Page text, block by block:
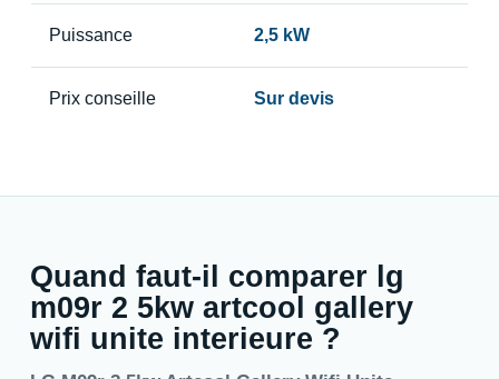
Puissance 2,5 kW
Prix conseille Sur devis
Quand faut-il comparer lg
m09r 2 5kw artcool gallery
wifi unite interieure ?